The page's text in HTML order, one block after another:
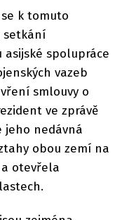
k tomuto
setkání
spolupráce
vazeb
smlouvy o
ve zprávě
jeho nedávná
obou zemí na
otevřela